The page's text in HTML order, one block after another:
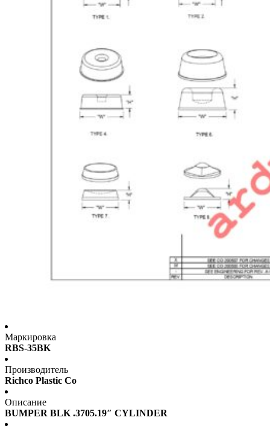
Маркировка
RBS-35BK
Производитель
Richco Plastic Co
Описание
BUMPER BLK .3705.19″ CYLINDER